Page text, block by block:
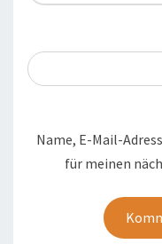
Name, E-Mail-
für meinen